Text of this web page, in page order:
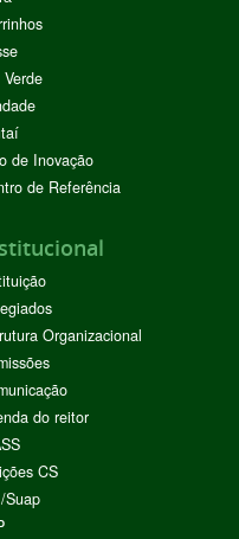
de Inovação
de Referência
Organizacional
do reitor
CS
Suap